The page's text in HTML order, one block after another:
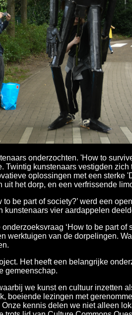
onderzochten. 'How to
kunstenaars vestigden
oplossingen met een sterke
het dorp, en een verfrissende
be part of society?’ werd een
kunstenaars vier aardappelen
‘How to be part of
werktuigen van de dorpelingen.
Het heeft een belangrijke
gemeenschap.
we kunst en cultuur inzetten
boeiende lezingen met
kennis delen we niet alleen